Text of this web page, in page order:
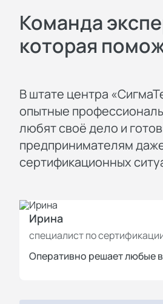
Команда
которая
В штате центра
опытные
любят своё дело и
предпринимателям
сертификационных
Ирина
специалист по
Оперативно решает любые